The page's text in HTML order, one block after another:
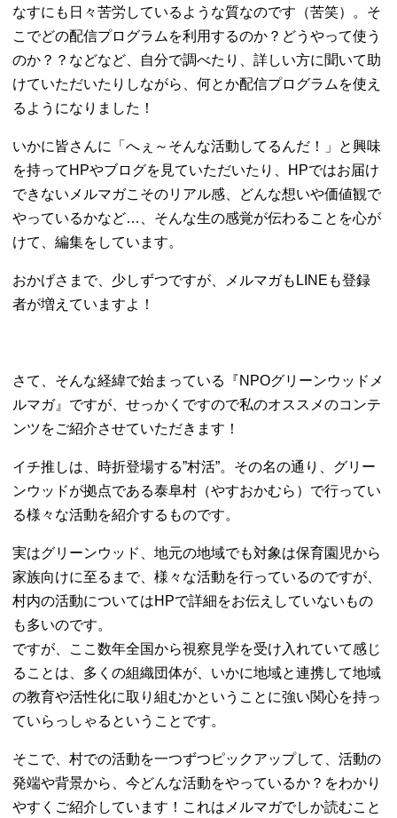
なすにも日々苦労しているような質なのです（苦笑）。そ
こでどの配信プログラムを利用するのか？どうやって使う
のか？？などなど、自分で調べたり、詳しい方に聞いて助
けていただいたりしながら、何とか配信プログラムを使え
るようになりました！
いかに皆さんに「へぇ～そんな活動してるんだ！」と興味
を持ってHPやブログを見ていただいたり、HPではお届け
できないメルマガこそのリアル感、どんな想いや価値観で
やっているかなど…、そんな生の感覚が伝わることを心が
けて、編集をしています。
おかげさまで、少しずつですが、メルマガもLINEも登録
者が増えていますよ！
さて、そんな経緯で始まっている『NPOグリーンウッドメ
ルマガ』ですが、せっかくですので私のオススメのコンテ
ンツをご紹介させていただきます！
イチ推しは、時折登場する”村活”。その名の通り、グリー
ンウッドが拠点である泰阜村（やすおかむら）で行ってい
る様々な活動を紹介するものです。
実はグリーンウッド、地元の地域でも対象は保育園児から
家族向けに至るまで、様々な活動を行っているのですが、
村内の活動についてはHPで詳細をお伝えしていないもの
も多いのです。
ですが、ここ数年全国から視察見学を受け入れていて感じ
ることは、多くの組織団体が、いかに地域と連携して地域
の教育や活性化に取り組むかということに強い関心を持っ
ていらっしゃるということです。
そこで、村での活動を一つずつピックアップして、活動の
発端や背景から、今どんな活動をやっているか？をわかり
やすくご紹介しています！これはメルマガでしか読むこと